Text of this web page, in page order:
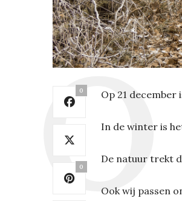
0
0
Op 21
In de winter is
De natuur trekt
Ook wij passen